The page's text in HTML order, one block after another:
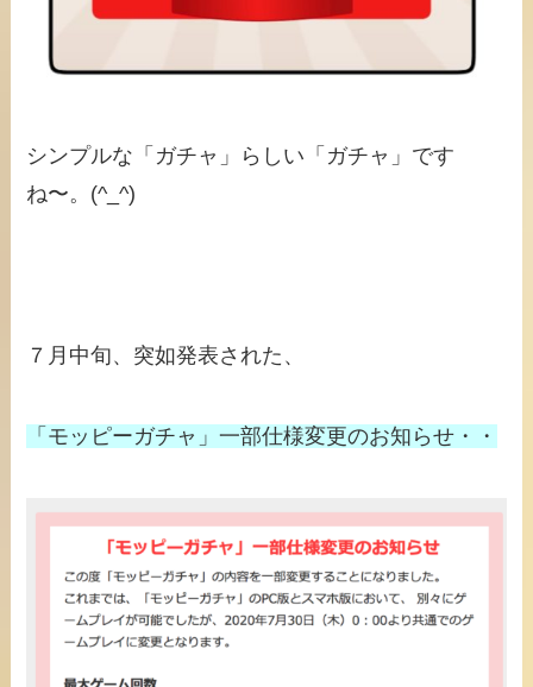
シンプルな「ガチャ」らしい「ガチャ」です
ね〜。(^_^)
７月中旬、突如発表された、
「モッピーガチャ」一部仕様変更のお知らせ・・